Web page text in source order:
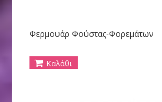
Φερμουάρ Φούστας-Φορεμάτων
Καλάθι